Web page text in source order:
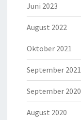
Juni 2023
August 2022
Oktober 2021
September 2021
September 2020
August 2020